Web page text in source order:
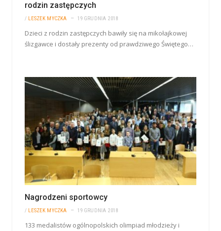
rodzin zastępczych
/ LESZEK MYCZKA 19 GRUDNIA 2018
Dzieci z rodzin zastępczych bawiły się na mikołajkowej
ślizgawce i dostały prezenty od prawdziwego Świętego…
Nagrodzeni sportowcy
/ LESZEK MYCZKA 19 GRUDNIA 2018
133 medalistów ogólnopolskich olimpiad młodzieży i